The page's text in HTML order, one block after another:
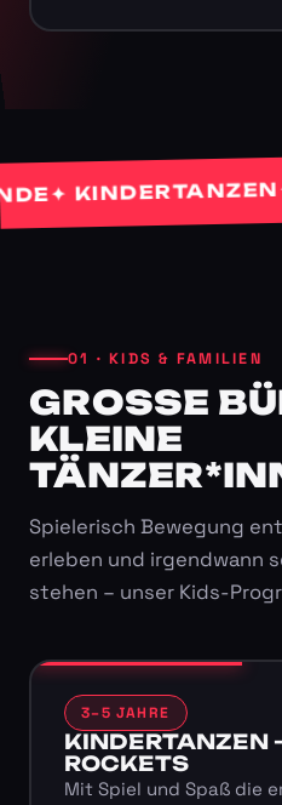
KINDERTANZEN✦
01 · KIDS & FAMILIEN
GROSSE
LEINE T
Spielerisch Bewegung
erleben und irgendwann
stehen – unser Kids-
3–5 JAHRE
KINDERTANZEN
ROCKETS
Mit Spiel und Spaß die